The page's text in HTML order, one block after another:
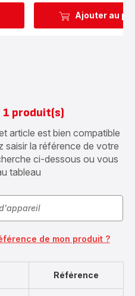
Ajouter au
1 produit(s)
article est bien compatible
saisir la référence de votre
ci-dessous ou vous
tableau
de mon produit ?
Référence